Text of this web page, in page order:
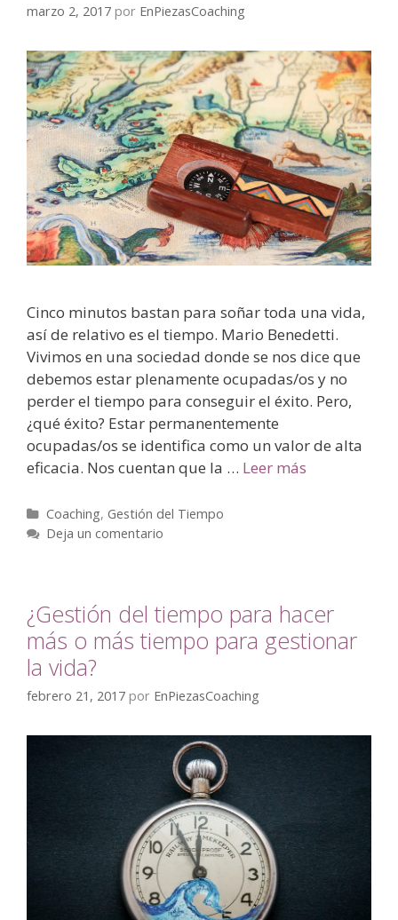
marzo 2, 2017 por EnPiezasCoaching
Cinco minutos bastan para soñar toda una vida,
así de relativo es el tiempo. Mario Benedetti.
Vivimos en una sociedad donde se nos dice que
debemos estar plenamente ocupadas/os y no
perder el tiempo para conseguir el éxito. Pero,
¿qué éxito? Estar permanentemente
ocupadas/os se identifica como un valor de alta
eficacia. Nos cuentan que la … Leer más
Coaching, Gestión del Tiempo
Deja un comentario
¿Gestión del tiempo para hacer
más o más tiempo para gestionar
la vida?
febrero 21, 2017 por EnPiezasCoaching